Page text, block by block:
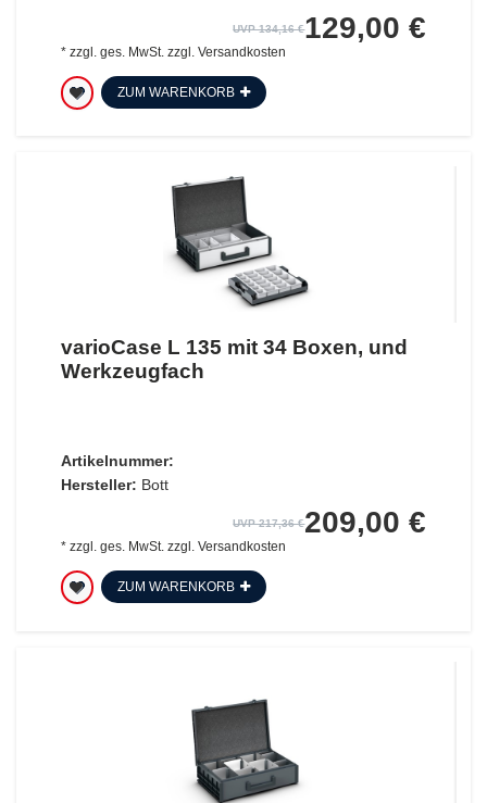
UVP 134,16 €129,00 €
* zzgl. ges. MwSt. zzgl. Versandkosten
ZUM WARENKORB
varioCase L 135 mit 34 Boxen, und
Werkzeugfach
Artikelnummer:
Hersteller: Bott
UVP 217,36 €209,00 €
* zzgl. ges. MwSt.zzgl. Versandkosten
ZUM WARENKORB